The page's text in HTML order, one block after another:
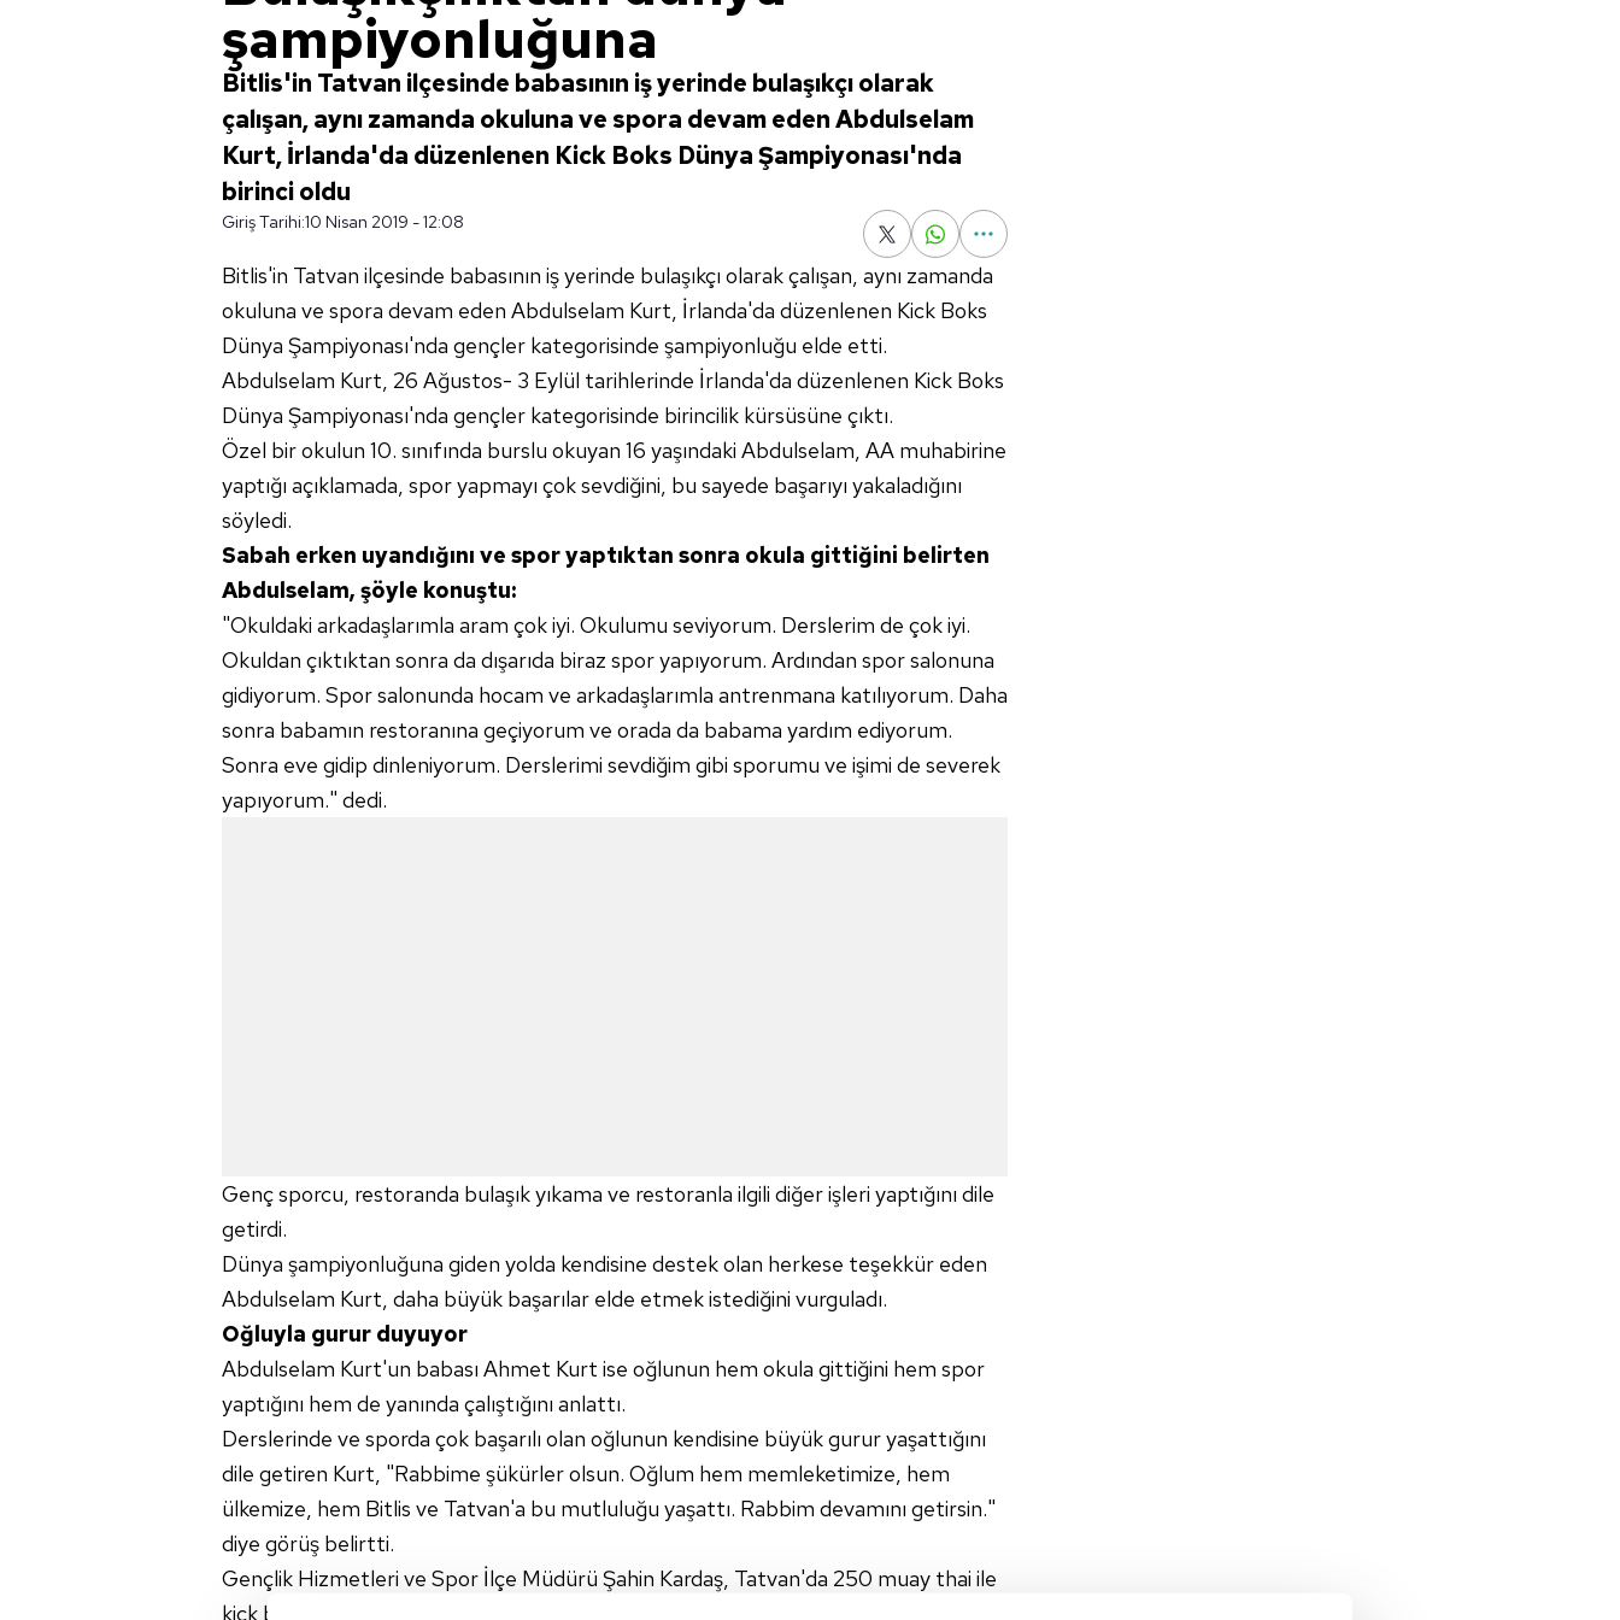
şampiyonluğuna
Bitlis'in Tatvan ilçesinde babasının iş yerinde bulaşıkçı olarak
çalışan, aynı zamanda okuluna ve spora devam eden Abdulselam
Kurt, İrlanda'da düzenlenen Kick Boks Dünya Şampiyonası'nda
birinci oldu
Giriş Tarihi:10 Nisan 2019 - 12:08
Bitlis'in Tatvan ilçesinde babasının iş yerinde bulaşıkçı olarak çalışan, aynı zamanda
okuluna ve spora devam eden Abdulselam Kurt, İrlanda'da düzenlenen Kick Boks
Dünya Şampiyonası'nda gençler kategorisinde şampiyonluğu elde etti.
Abdulselam Kurt, 26 Ağustos- 3 Eylül tarihlerinde İrlanda'da düzenlenen Kick Boks
Dünya Şampiyonası'nda gençler kategorisinde birincilik kürsüsüne çıktı.
Özel bir okulun 10. sınıfında burslu okuyan 16 yaşındaki Abdulselam, AA muhabirine
yaptığı açıklamada, spor yapmayı çok sevdiğini, bu sayede başarıyı yakaladığını
söyledi.
Sabah erken uyandığını ve spor yaptıktan sonra okula gittiğini belirten
Abdulselam, şöyle konuştu:
"Okuldaki arkadaşlarımla aram çok iyi. Okulumu seviyorum. Derslerim de çok iyi.
Okuldan çıktıktan sonra da dışarıda biraz spor yapıyorum. Ardından spor salonuna
gidiyorum. Spor salonunda hocam ve arkadaşlarımla antrenmana katılıyorum. Daha
sonra babamın restoranına geçiyorum ve orada da babama yardım ediyorum.
Sonra eve gidip dinleniyorum. Derslerimi sevdiğim gibi sporumu ve işimi de severek
yapıyorum." dedi.
Genç sporcu, restoranda bulaşık yıkama ve restoranla ilgili diğer işleri yaptığını dile
getirdi.
Dünya şampiyonluğuna giden yolda kendisine destek olan herkese teşekkür eden
Abdulselam Kurt, daha büyük başarılar elde etmek istediğini vurguladı.
Oğluyla gurur duyuyor
Abdulselam Kurt'un babası Ahmet Kurt ise oğlunun hem okula gittiğini hem spor
yaptığını hem de yanında çalıştığını anlattı.
Derslerinde ve sporda çok başarılı olan oğlunun kendisine büyük gurur yaşattığını
dile getiren Kurt, "Rabbime şükürler olsun. Oğlum hem memleketimize, hem
ülkemize, hem Bitlis ve Tatvan'a bu mutluluğu yaşattı. Rabbim devamını getirsin."
diye görüş belirtti.
Gençlik Hizmetleri ve Spor İlçe Müdürü Şahin Kardaş, Tatvan'da 250 muay thai ile
kick boks sporcusu olduğunu ifade etti.